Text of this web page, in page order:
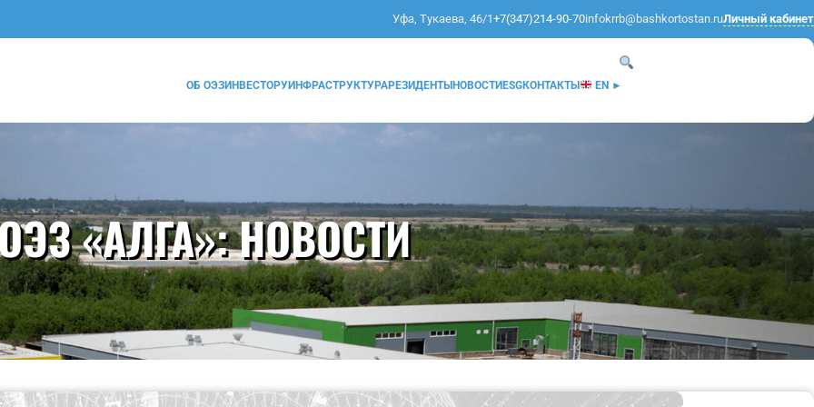
Уфа, Тукаева, 46/1+7(347)214-90-70infokrrb@bashkortostan.ruЛичный кабинет
ОБ ОЭЗИНВЕСТОРУИНФРАСТРУКТУРАРЕЗИДЕНТЫНОВОСТИESGКОНТАКТЫ EN ►
«АЛГА»:НОВОСТИ